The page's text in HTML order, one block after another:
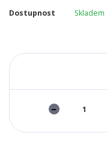
Dostupnost Skladem